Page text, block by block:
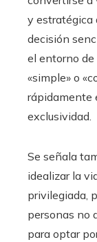
y estratégica
decisión
el entorno de
«simple» o
rápidamente
exclusividad.
Se señala
idealizar la
privilegiada,
personas no
para optar